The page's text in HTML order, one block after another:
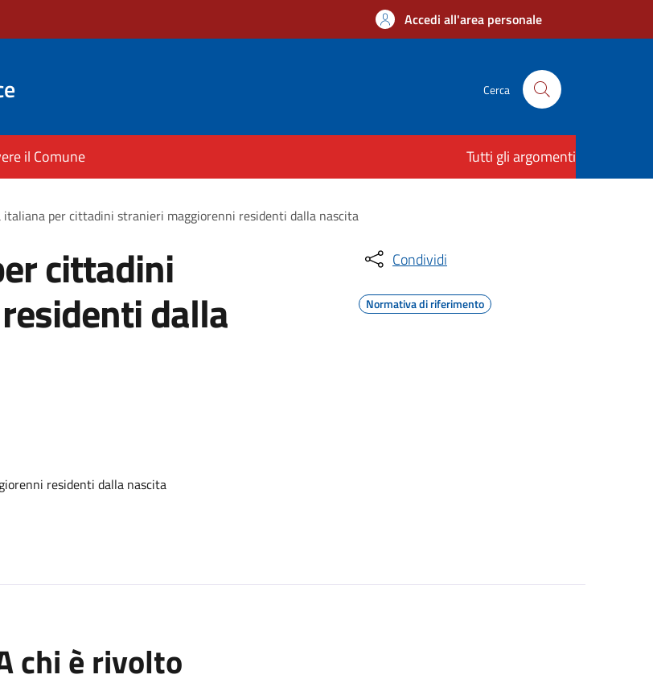
Accedi all'area personale
Cerca
il Comune Tutti gli argomenti
italiana per cittadini stranieri maggiorenni residenti dalla nascita
cittadini
dalla
residenti dalla nascita
Condividi
Normativa di riferimento
chi è rivolto